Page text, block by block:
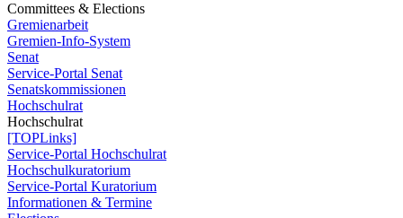
Committees & Elections
Gremienarbeit
Gremien-Info-System
Senat
Service-Portal Senat
Senatskommissionen
Hochschulrat
Hochschulrat
[TOPLinks]
Service-Portal Hochschulrat
Hochschulkuratorium
Service-Portal Kuratorium
Informationen & Termine